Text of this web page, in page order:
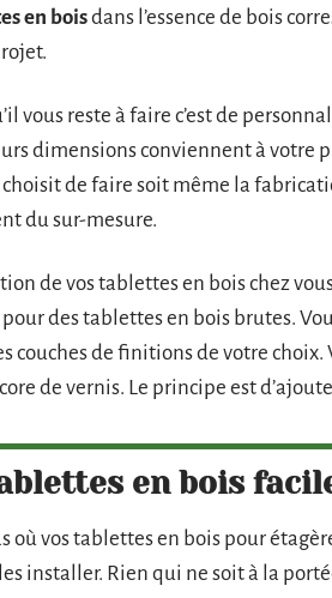
en boisdans l’essence de bois
vous reste à faire c’est de
dimensions conviennent à votre
de faire soit même la
du sur-mesure.
de vos tablettes en bois chez
des tablettes en bois brutes.
couches de finitions de votre choix.
de vernis. Le principe est
en bois
où vos tablettes en bois pour
installer. Rien qui ne soit à la